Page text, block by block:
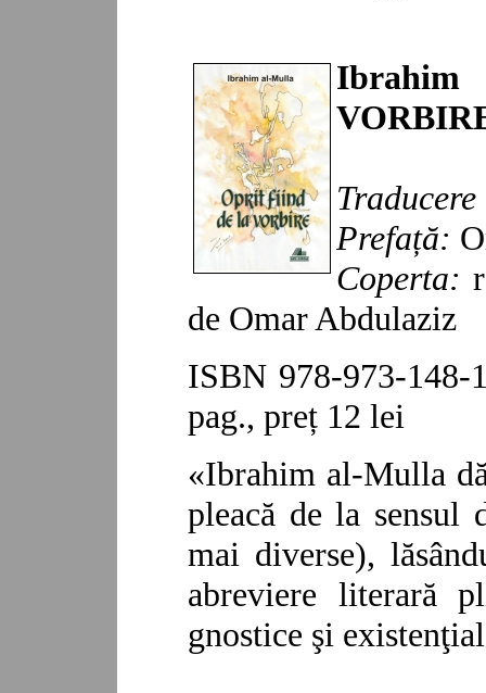
Prefață:
Coperta:
de Omar Abdulaziz
ISBN 978-973-148-
pag., preț 12 lei
«Ibrahim al-Mulla
pleacă de la sensul
mai diverse),
abreviere literară
gnostice şi